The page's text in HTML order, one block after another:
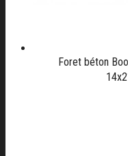
Foret béton